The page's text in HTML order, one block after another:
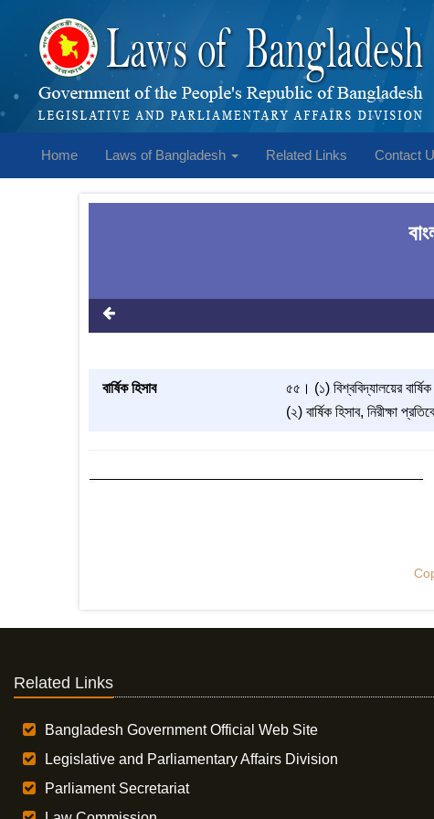
Home Laws of Bangladesh Related Links Contact
বার্ষিক হিসাব
৫৫। (১) বিশ্ববিদ্যালয়ের
(২) বার্ষিক হিসাব, নিরীক্ষা
Related Links
Bangladesh Government Official Web Site
Legislative and Parliamentary Affairs Division
Parliament Secretariat